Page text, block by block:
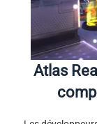
Atlas